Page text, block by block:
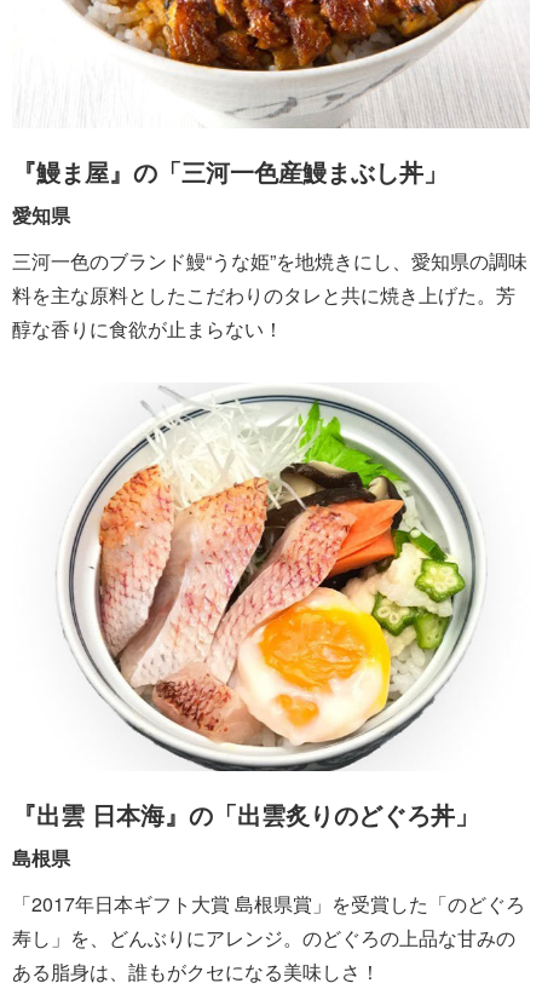
『鰻ま屋』の「三河一色産鰻まぶし丼」
愛知県
三河一色のブランド鰻“うな姫”を地焼きにし、愛知県の調味
料を主な原料としたこだわりのタレと共に焼き上げた。芳
醇な香りに食欲が止まらない！
『出雲 日本海』の「出雲炙りのどぐろ丼」
島根県
「2017年日本ギフト大賞 島根県賞」を受賞した「のどぐろ
寿し」を、どんぶりにアレンジ。のどぐろの上品な甘みの
ある脂身は、誰もがクセになる美味しさ！